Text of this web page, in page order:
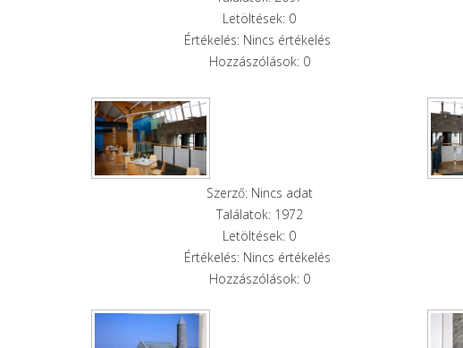
Letöltések: 0
Értékelés: Nincs értékelés
Hozzászólások: 0
Szerző: Nincs adat
Találatok: 1972
Letöltések: 0
Értékelés: Nincs értékelés
Hozzászólások: 0